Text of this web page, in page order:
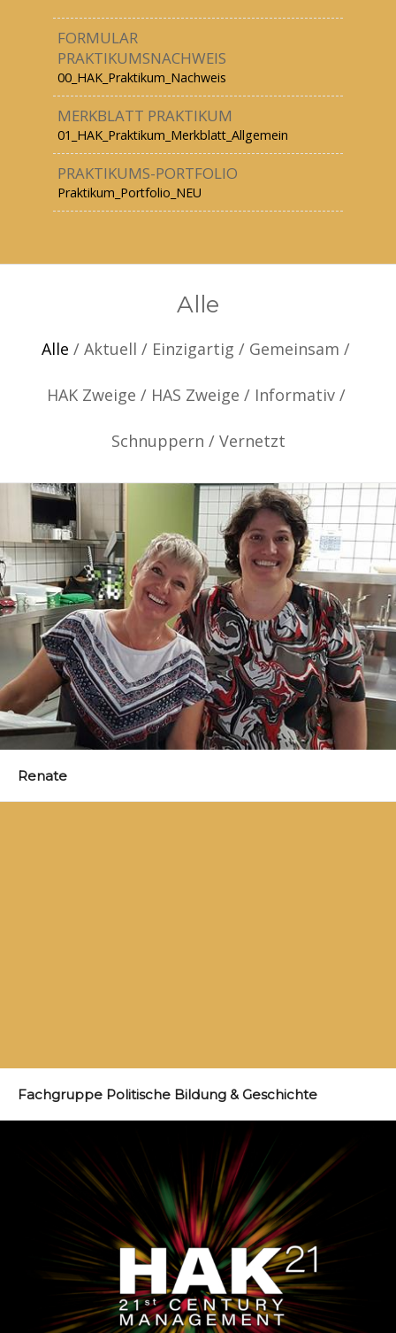
FORMULAR
PRAKTIKUMSNACHWEIS
00_HAK_Praktikum_Nachweis
MERKBLATT PRAKTIKUM
01_HAK_Praktikum_Merkblatt_Allgemein
PRAKTIKUMS-PORTFOLIO
Praktikum_Portfolio_NEU
Alle
Alle / Aktuell / Einzigartig / Gemeinsam /
HAK Zweige / HAS Zweige / Informativ /
Schnuppern / Vernetzt
Renate
Fachgruppe Politische Bildung & Geschichte